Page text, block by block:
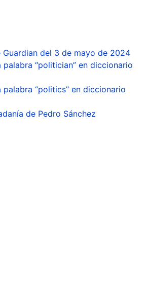
del 3 de mayo de 2024
“politician” en diccionario
“politics” en diccionario
de Pedro Sánchez